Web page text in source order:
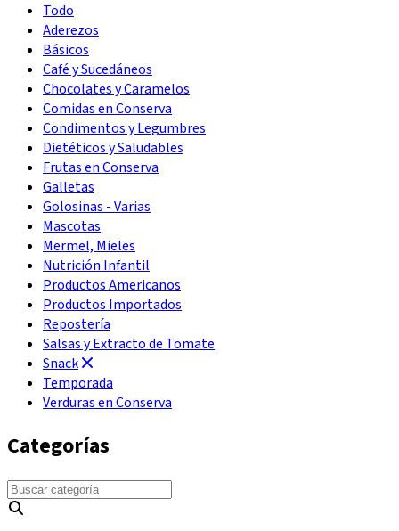
Todo
Aderezos
Básicos
Café y Sucedáneos
Chocolates y Caramelos
Comidas en Conserva
Condimentos y Legumbres
Dietéticos y Saludables
Frutas en Conserva
Galletas
Golosinas - Varias
Mascotas
Mermel, Mieles
Nutrición Infantil
Productos Americanos
Productos Importados
Repostería
Salsas y Extracto de Tomate
Snack
Temporada
Verduras en Conserva
Categorías